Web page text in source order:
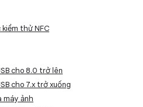
kiểm thử NFC
cho 8.0 trở lên
cho 7.x trở xuống
máy ảnh